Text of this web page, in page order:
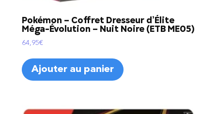
Pokémon – Coffret Dresseur d’Élite
Méga-Évolution – Nuit Noire (ETB ME05)
64,95€
Ajouter au panier